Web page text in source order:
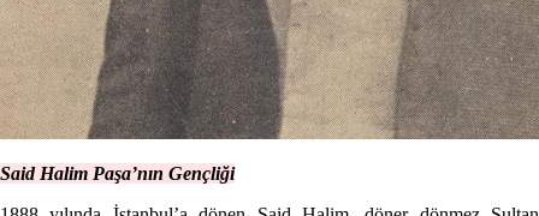
Said Halim Paşa’nın Gençliği